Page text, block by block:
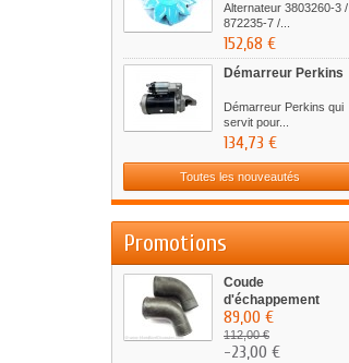
Alternateur 3803260-3 /
872235-7 /...
152,68 €
Démarreur Perkins
Démarreur Perkins qui
servit pour...
134,73 €
Toutes les nouveautés
Promotions
Coude
d'échappement
Mercruiser...
89,00 €
112,00 €
-23,00 €